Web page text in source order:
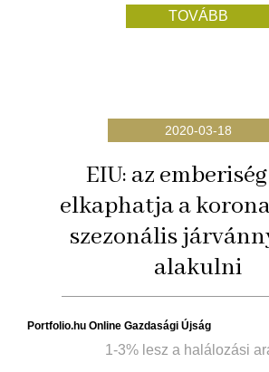
TOVÁBB
2020-03-18
EIU: az
elkaphatja a
szezonális
alakulni
Portfolio.hu Online Gazdasági Újság
1-3% lesz a halálozási